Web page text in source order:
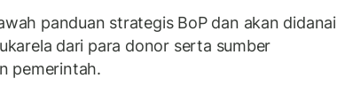
panduan strategis BoP dan akan didanai
dari para donor serta sumber
pemerintah.